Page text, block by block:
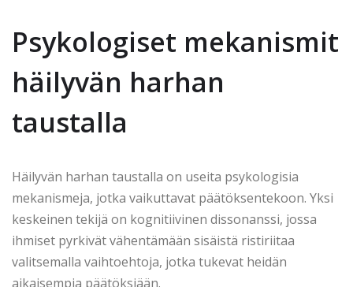
Psykologiset mekanismit
häilyvän harhan
taustalla
Häilyvän harhan taustalla on useita psykologisia
mekanismeja, jotka vaikuttavat päätöksentekoon. Yksi
keskeinen tekijä on kognitiivinen dissonanssi, jossa
ihmiset pyrkivät vähentämään sisäistä ristiriitaa
valitsemalla vaihtoehtoja, jotka tukevat heidän
aikaisempia päätöksiään.